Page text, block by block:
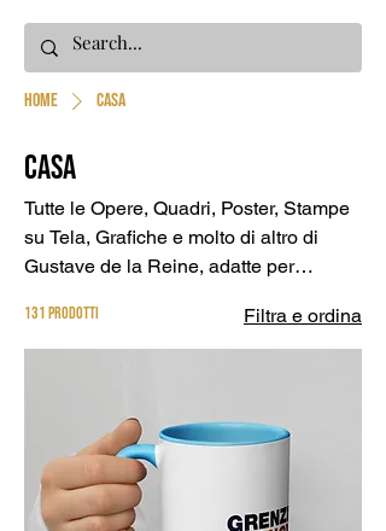
Home Casa
Casa
Tutte le Opere, Quadri, Poster, Stampe
su Tela, Grafiche e molto di altro di
Gustave de la Reine, adatte per
131 prodotti Filtra e ordina